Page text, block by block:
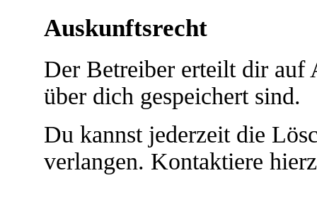
Auskunftsrecht
Der Betreiber erteilt dir auf
über dich gespeichert sind.
Du kannst jederzeit die
verlangen. Kontaktiere